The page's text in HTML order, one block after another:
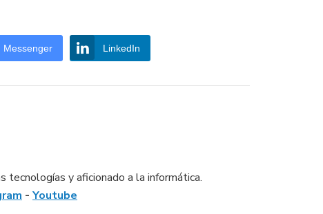
Messenger LinkedIn
tecnologías y aficionado a la informática.
- Youtube